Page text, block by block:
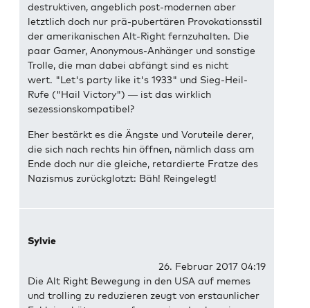
destruktiven, angeblich post-modernen aber
letztlich doch nur prä-pubertären Provokationsstil
der amerikanischen Alt-Right fernzuhalten. Die
paar Gamer, Anonymous-Anhänger und sonstige
Trolle, die man dabei abfängt sind es nicht
wert. "Let's party like it's 1933" und Sieg-Heil-
Rufe ("Hail Victory") — ist das wirklich
sezessionskompatibel?
Eher bestärkt es die Ängste und Voruteile derer,
die sich nach rechts hin öffnen, nämlich dass am
Ende doch nur die gleiche, retardierte Fratze des
Nazismus zurückglotzt: Bäh! Reingelegt!
Sylvie
26. Februar 2017 04:19
Die Alt Right Bewegung in den USA auf memes
und trolling zu reduzieren zeugt von erstaunlicher